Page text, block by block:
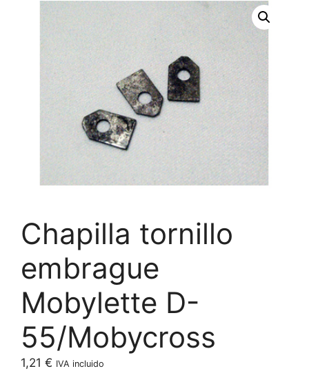
Chapilla tornillo
embrague
Mobylette D-
55/Mobycross
1,21 € IVA incluido